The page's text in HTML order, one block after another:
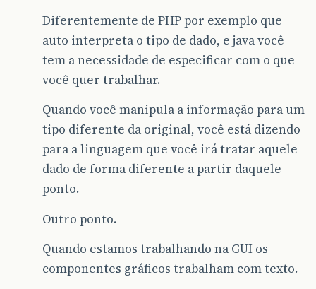
Diferentemente de PHP por exemplo que
auto interpreta o tipo de dado, e java você
tem a necessidade de especificar com o que
você quer trabalhar.
Quando você manipula a informação para um
tipo diferente da original, você está dizendo
para a linguagem que você irá tratar aquele
dado de forma diferente a partir daquele
ponto.
Outro ponto.
Quando estamos trabalhando na GUI os
componentes gráficos trabalham com texto.